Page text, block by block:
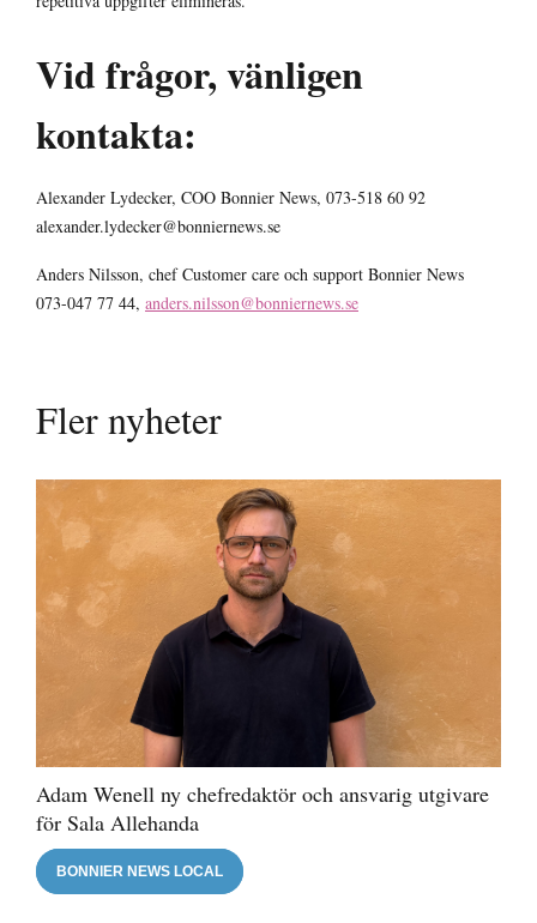
Vid frågor, vänligen
kontakta:
Alexander Lydecker, COO Bonnier News, 073-518 60 92
alexander.lydecker@bonniernews.se
Anders Nilsson, chef Customer care och support Bonnier News
073-047 77 44, anders.nilsson@bonniernews.se
Fler nyheter
Adam Wenell ny chefredaktör och ansvarig utgivare
för Sala Allehanda
BONNIER NEWS LOCAL